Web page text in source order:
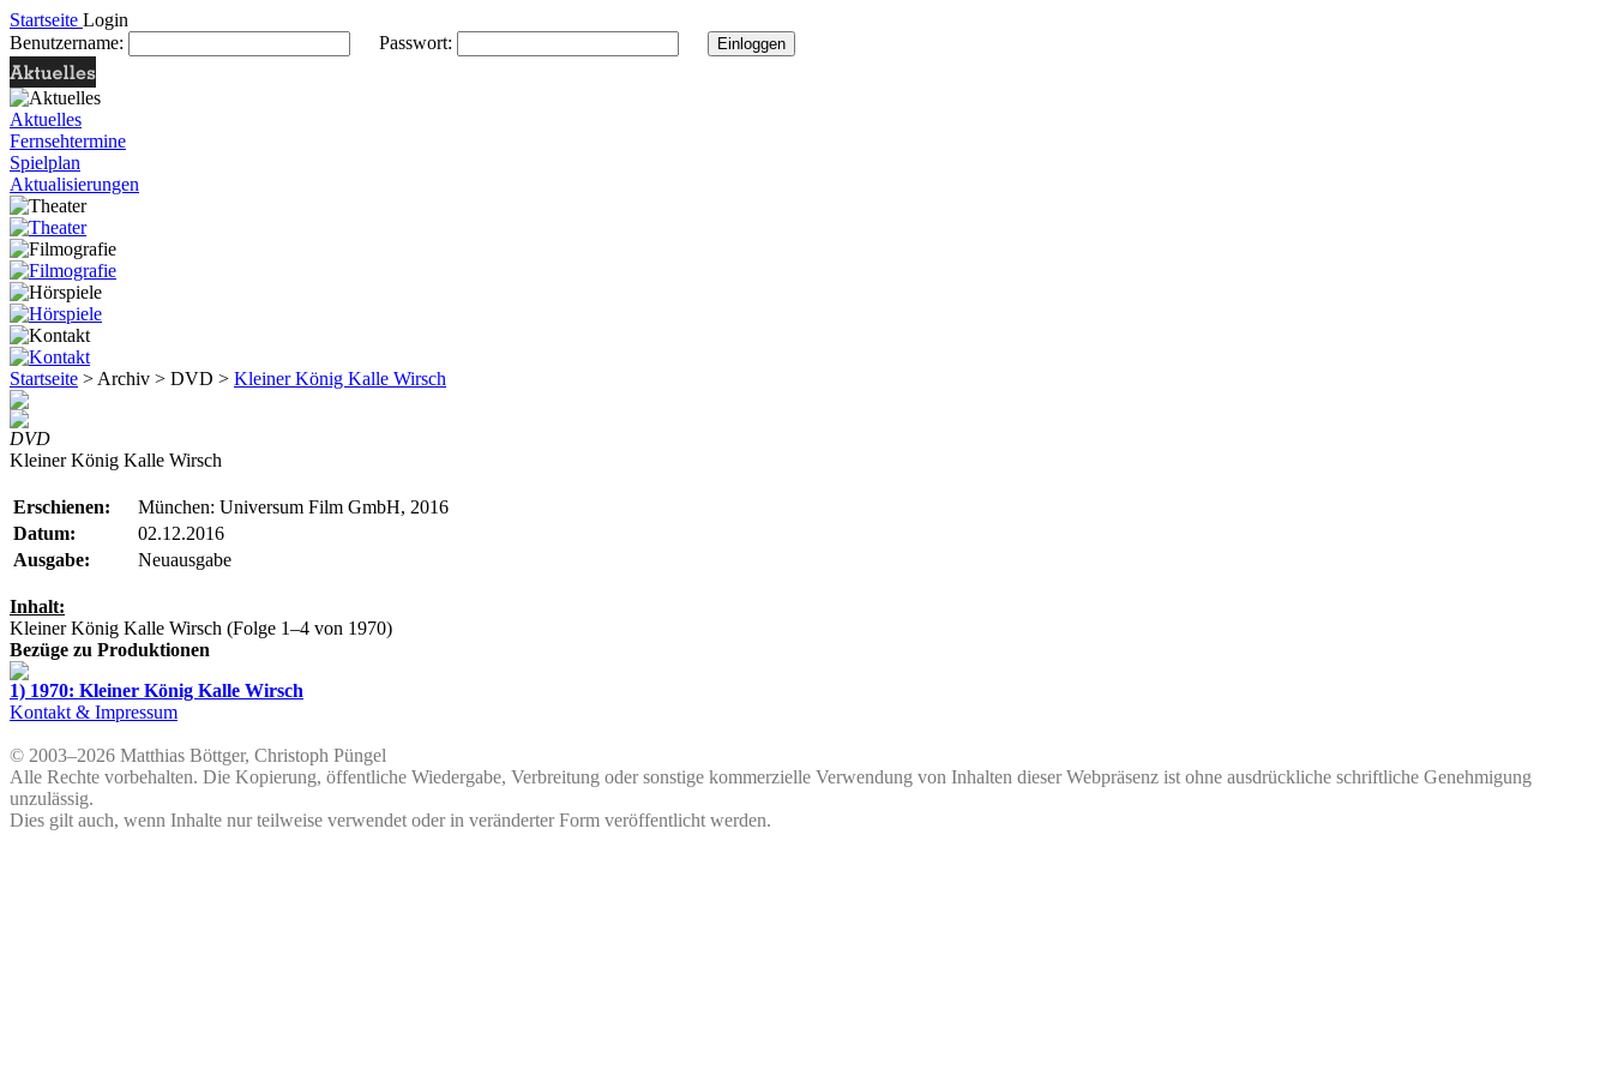
Startseite Login
Benutzername:
Passwort:
Aktuelles
Fernsehtermine
Spielplan
Aktualisierungen
Startseite > Archiv > DVD > Kleiner König Kalle Wirsch
DVD
Kleiner König Kalle Wirsch
Erschienen:
München: Universum Film GmbH, 2016
Datum:
02.12.2016
Ausgabe:
Neuausgabe
Inhalt:
Kleiner König Kalle Wirsch (Folge 1–4 von 1970)
Bezüge zu Produktionen
1) 1970: Kleiner König Kalle Wirsch
Kontakt & Impressum
© 2003–2026 Matthias Böttger, Christoph Püngel
Alle Rechte vorbehalten. Die Kopierung, öffentliche Wiedergabe, Verbreitung oder sonstige kommerzielle Verwendung von Inhalten dieser Webpräsenz ist ohne ausdrückliche schriftliche Genehmigung
unzulässig.
Dies gilt auch, wenn Inhalte nur teilweise verwendet oder in veränderter Form veröffentlicht werden.